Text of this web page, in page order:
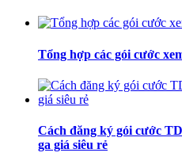
Tổng hợp các gói cước
Cách đăng ký gói cước
ga giá siêu rẻ